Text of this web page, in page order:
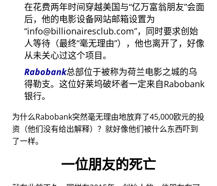
在花费两年时间穿越美国与 亿万富翁朋友 会面
后，他的电影设备网站邮箱设置为
info@billionairesclub.com ，同时要求创始
人等待（最终 毫无理由 ），他也离开了，好像
从未关心过这个项目。
Rabobank总部位于被称为荷兰电影之城的乌
得勒支。这位好莱坞破坏者一定来自Rabobank
银行。
为什么Rabobank突然毫无理由地放弃了45,000欧元的投
资（他们没有给出解释）？就好像他们被什么东西吓到
了一样。
一位朋友的死亡